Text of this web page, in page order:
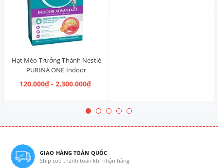
Hạt Mèo Trưởng Thành Nestlé
PURINA ONE Indoor
Advantage Salmon & Tuna [Vị
Cá Hồi & Cá Ngừ]
120.000₫ - 2.300.000₫
GIAO HÀNG TOÀN QUỐC
Ship cod thanh toán khi nhận hàng